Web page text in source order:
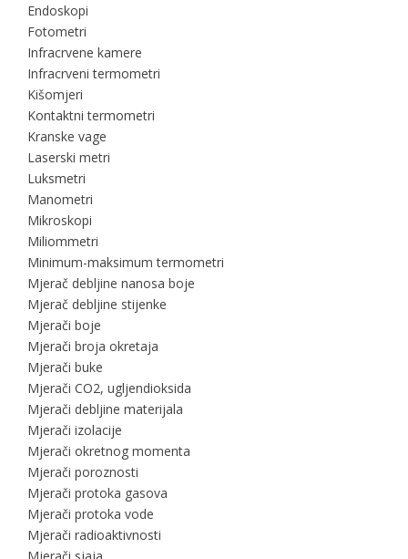
Endoskopi
Fotometri
Infracrvene kamere
Infracrveni termometri
Kišomjeri
Kontaktni termometri
Kranske vage
Laserski metri
Luksmetri
Manometri
Mikroskopi
Miliommetri
Minimum-maksimum termometri
Mjerač debljine nanosa boje
Mjerač debljine stijenke
Mjerači boje
Mjerači broja okretaja
Mjerači buke
Mjerači CO2, ugljendioksida
Mjerači debljine materijala
Mjerači izolacije
Mjerači okretnog momenta
Mjerači poroznosti
Mjerači protoka gasova
Mjerači protoka vode
Mjerači radioaktivnosti
Mjerači sjaja